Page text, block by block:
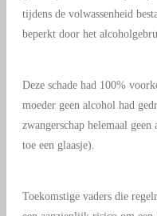
tijdens de volwassenheid
beperkt door het
Deze schade had 100%
moeder geen alcohol had
zwangerschap helemaal
toe een glaasje).
Toekomstige vaders die